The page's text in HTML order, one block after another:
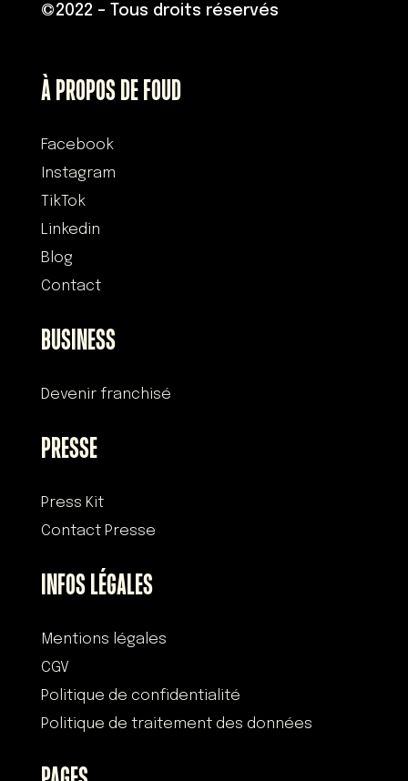
©2022 – Tous droits réservés
À PROPOS DE FOUD
Facebook
Instagram
TikTok
Linkedin
Blog
Contact
BUSINESS
Devenir franchisé
PRESSE
Press Kit
Contact Presse
INFOS LÉGALES
Mentions légales
CGV
Politique de confidentialité
Politique de traitement des données